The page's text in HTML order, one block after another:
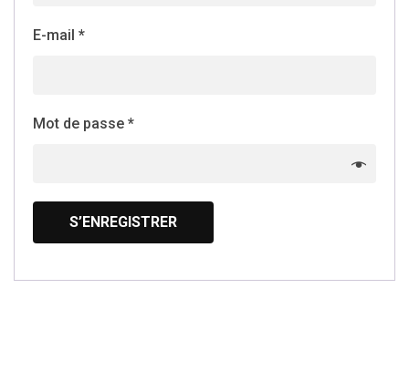
E-mail *
Mot de passe *
S’ENREGISTRER